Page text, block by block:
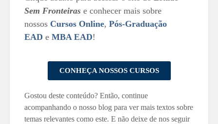
Sem Fronteiras e conhecer mais sobre
nossos Cursos Online, Pós-Graduação
EAD e MBA EAD!
CONHEÇA NOSSOS CURSOS
Gostou deste conteúdo? Então, continue
acompanhando o nosso blog para ver mais textos sobre
temas relevantes como este. E não deixe de nos seguir